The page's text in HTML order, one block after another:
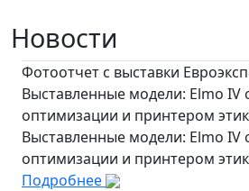
Новости
Фотоотчет с выставки
Выставленные модели: Elmo IV
оптимизации и принтером
Выставленные модели: Elmo IV
оптимизации и принтером
Подробнее